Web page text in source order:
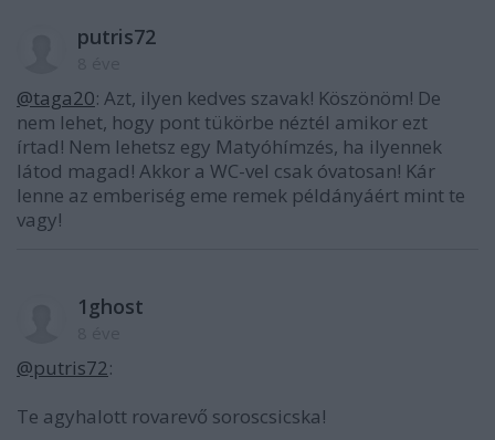
putris72
@taga20: Azt, ilyen kedves szavak! Köszönöm! De
nem lehet, hogy pont tükörbe néztél amikor ezt
írtad! Nem lehetsz egy Matyóhímzés, ha ilyennek
látod magad! Akkor a WC-vel csak óvatosan! Kár
lenne az emberiség eme remek példányáért mint te
vagy!
1ghost
@putris72:
Te agyhalott rovarevő soroscsicska!